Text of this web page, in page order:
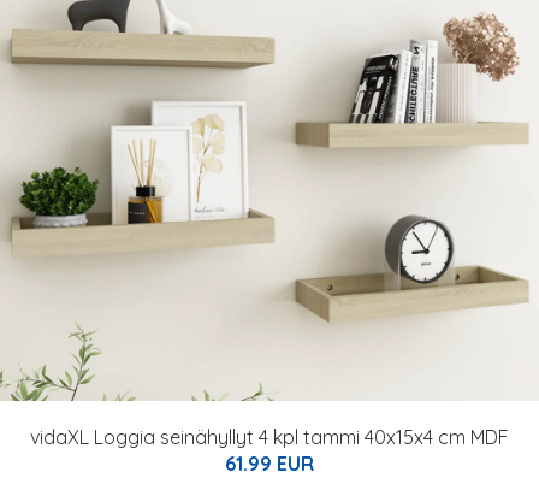
vidaXL Loggia seinähyllyt 4 kpl tammi 40x15x4 cm MDF
61.99 EUR